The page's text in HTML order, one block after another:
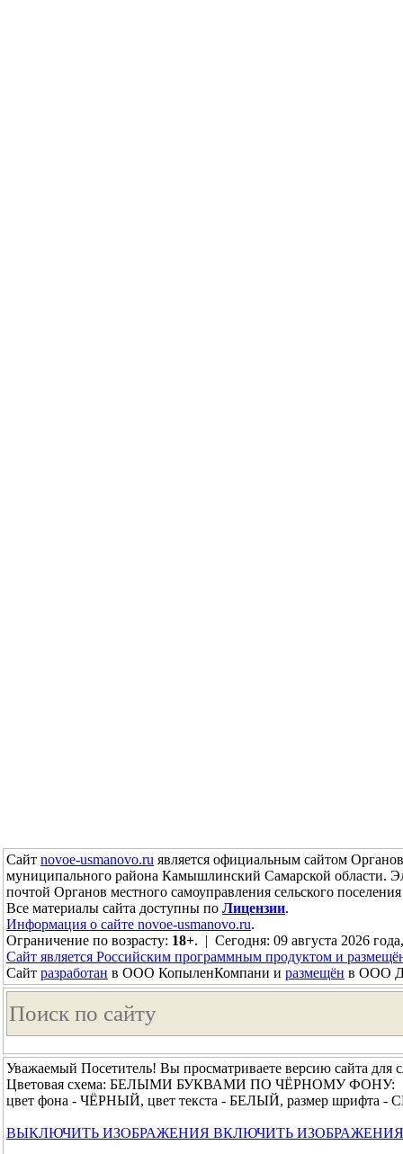
Сайт novoe-usmanovo.ru является официальным сайтом
муниципального района Камышлинский Самарской области.
почтой Органов местного самоуправления сельского
Все материалы сайта доступны по Лицензии.
Информация о сайте novoe-usmanovo.ru.
Ограничение по возрасту: 18+. | Сегодня: 09 августа 2026
Сайт является Российским программным продуктом и
Сайт разработан в ООО КопыленКомпани и размещён в ООО
Уважаемый Посетитель! Вы просматриваете версию сайта для
Цветовая схема: БЕЛЫМИ БУКВАМИ ПО ЧЁРНОМУ ФОНУ:
цвет фона - ЧЁРНЫЙ, цвет текста - БЕЛЫЙ, размер шрифта
ВЫКЛЮЧИТЬ ИЗОБРАЖЕНИЯ ВКЛЮЧИТЬ ИЗОБРАЖЕНИЯ